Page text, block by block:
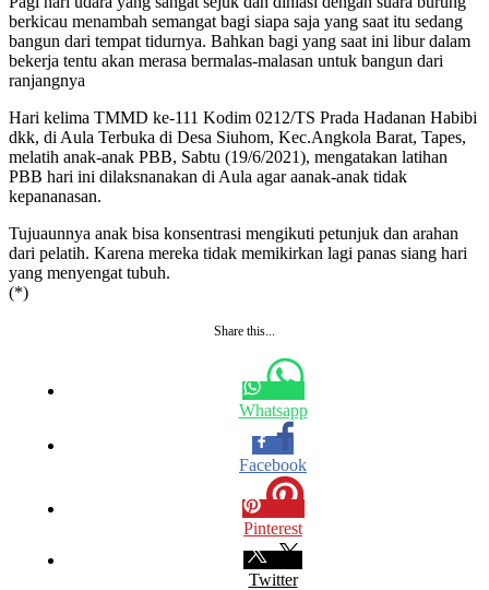
berkicau menambah semangat bagi siapa saja yang saat itu sedang
bangun dari tempat tidurnya. Bahkan bagi yang saat ini libur dalam
bekerja tentu akan merasa bermalas-malasan untuk bangun dari
ranjangnya
Hari kelima TMMD ke-111 Kodim 0212/TS Prada Hadanan Habibi
dkk, di Aula Terbuka di Desa Siuhom, Kec.Angkola Barat, Tapes,
melatih anak-anak PBB, Sabtu (19/6/2021), mengatakan latihan
PBB hari ini dilaksnanakan di Aula agar aanak-anak tidak
kepananasan.
Tujuaunnya anak bisa konsentrasi mengikuti petunjuk dan arahan
dari pelatih. Karena mereka tidak memikirkan lagi panas siang hari
yang menyengat tubuh.
(*)
Share this...
Whatsapp
Facebook
Pinterest
Twitter